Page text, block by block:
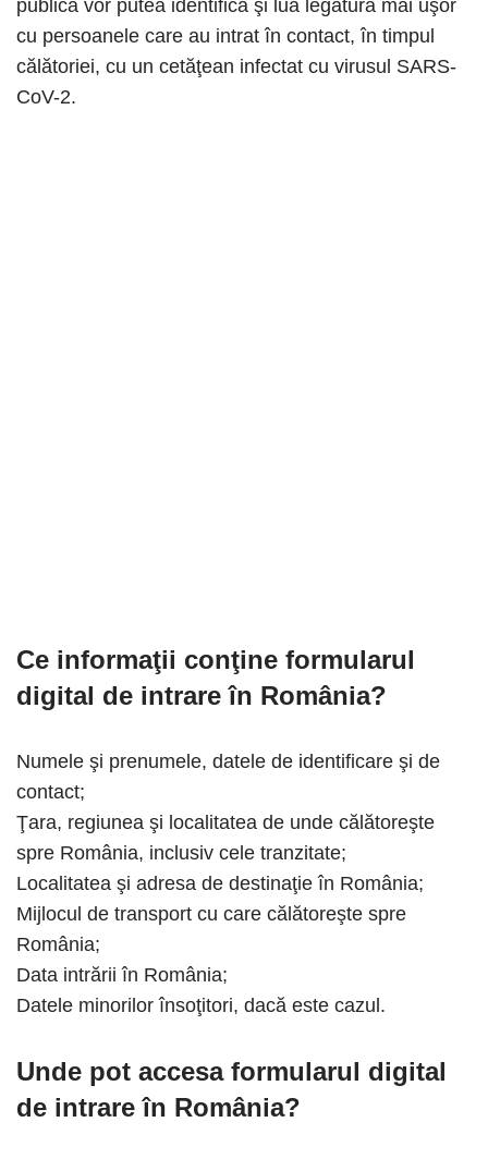
publică vor putea identifica şi lua legătura mai uşor
cu persoanele care au intrat în contact, în timpul
călătoriei, cu un cetăţean infectat cu virusul SARS-
CoV-2.
Ce informaţii conţine formularul
digital de intrare în România?
Numele şi prenumele, datele de identificare şi de
contact;
Ţara, regiunea şi localitatea de unde călătoreşte
spre România, inclusiv cele tranzitate;
Localitatea şi adresa de destinaţie în România;
Mijlocul de transport cu care călătoreşte spre
România;
Data intrării în România;
Datele minorilor însoţitori, dacă este cazul.
Unde pot accesa formularul digital
de intrare în România?